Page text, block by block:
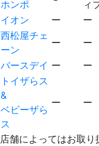
ホンポ
ィ
イオン
ー ー
西松屋チェ
ーン
ー ー
バースデイ ー ー
トイザらス
&
ベビーザら
ス
ー ー
店舗によってはお取